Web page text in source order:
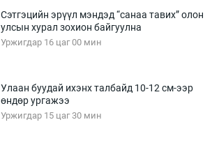
Сэтгэцийн эрүүл мэндэд “санаа тавих” олон
улсын хурал зохион байгуулна
Уржигдар 16 цаг 00 мин
Улаан буудай ихэнх талбайд 10-12 см-ээр
өндөр ургажээ
Уржигдар 15 цаг 30 мин